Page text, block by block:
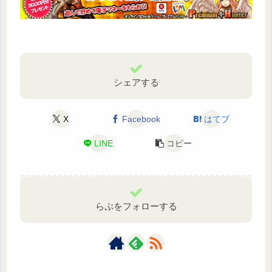
シェアする
X Facebook はてブ
LINE コピー
らぷをフォローする